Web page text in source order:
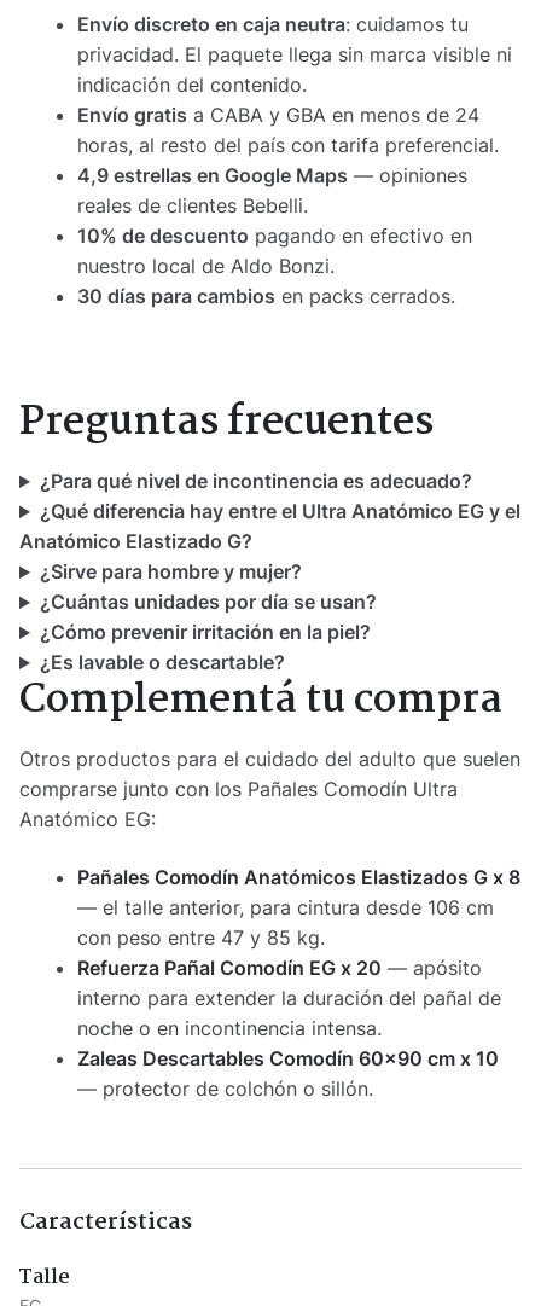
Envío discreto en caja neutra: cuidamos tu
privacidad. El paquete llega sin marca visible ni
indicación del contenido.
Envío gratis a CABA y GBA en menos de 24
horas, al resto del país con tarifa preferencial.
4,9 estrellas en Google Maps — opiniones
reales de clientes Bebelli.
10% de descuento pagando en efectivo en
nuestro local de Aldo Bonzi.
30 días para cambios en packs cerrados.
Preguntas frecuentes
¿Para qué nivel de incontinencia es adecuado?
¿Qué diferencia hay entre el Ultra Anatómico EG y el
Anatómico Elastizado G?
¿Sirve para hombre y mujer?
¿Cuántas unidades por día se usan?
¿Cómo prevenir irritación en la piel?
¿Es lavable o descartable?
Complementá tu compra
Otros productos para el cuidado del adulto que suelen
comprarse junto con los Pañales Comodín Ultra
Anatómico EG:
Pañales Comodín Anatómicos Elastizados G x 8
— el talle anterior, para cintura desde 106 cm
con peso entre 47 y 85 kg.
Refuerza Pañal Comodín EG x 20 — apósito
interno para extender la duración del pañal de
noche o en incontinencia intensa.
Zaleas Descartables Comodín 60×90 cm x 10
— protector de colchón o sillón.
Características
Talle